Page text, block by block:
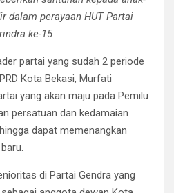
dalam perayaan HUT Partai
ke-15
partai yang sudah 2 periode
Kota Bekasi, Murfati
yang akan maju pada Pemilu
persatuan dan kedamaian
dapat memenangkan
di Partai Gendra yang